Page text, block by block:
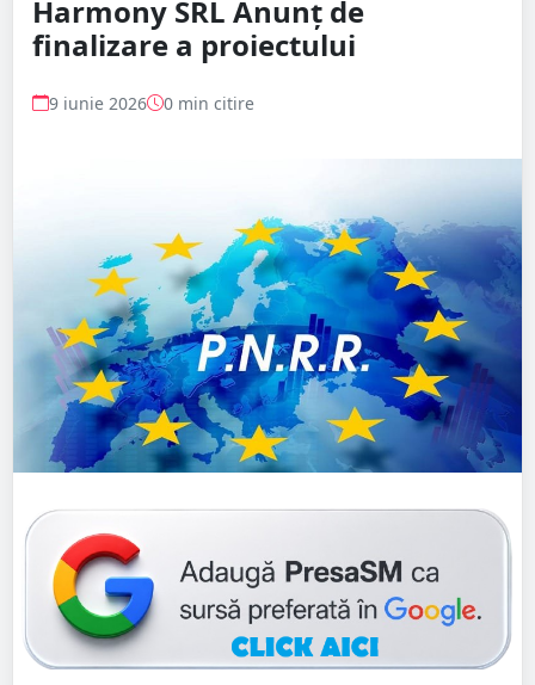
Harmony SRL Anunț de
finalizare a proiectului
9 iunie 2026 0 min citire